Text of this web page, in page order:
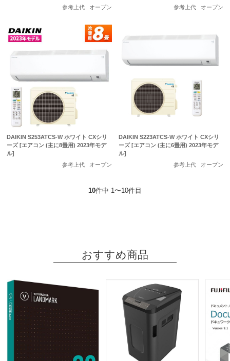
参考上代
オープン
参考上代
オープン
DAIKIN S253ATCS-W ホワイト CXシリ
ーズ [エアコン (主に8畳用) 2023年モデ
ル]
参考上代
オープン
DAIKIN S223ATCS-W ホワイト CXシリ
ーズ [エアコン (主に6畳用) 2023年モデ
ル]
参考上代
オープン
10件中 1〜10件目
おすすめ商品